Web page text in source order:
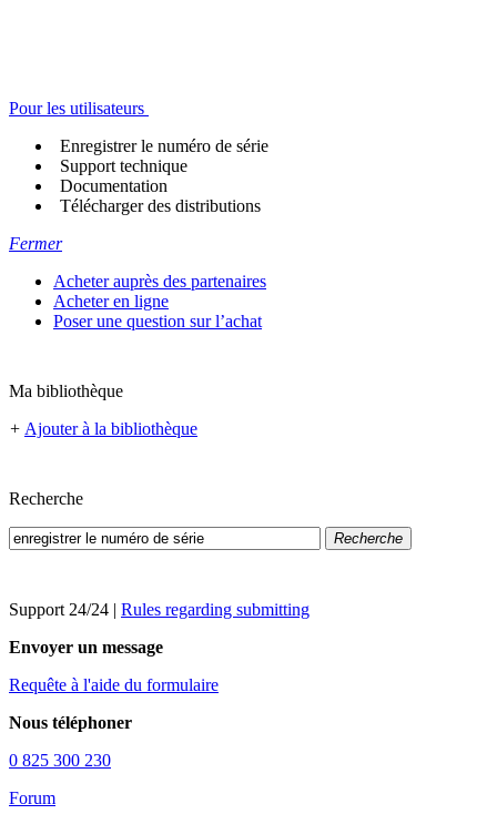
Pour les utilisateurs
Enregistrer le numéro de série
Support technique
Documentation
Télécharger des distributions
Fermer
Acheter auprès des partenaires
Acheter en ligne
Poser une question sur l’achat
Ma bibliothèque
+ Ajouter à la bibliothèque
Recherche
Recherche
Support 24/24 | Rules regarding submitting
Envoyer un message
Requête à l'aide du formulaire
Nous téléphoner
0 825 300 230
Forum